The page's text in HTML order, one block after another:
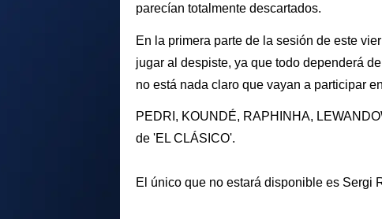
parecían totalmente descartados.
En la primera parte de la sesión de este
jugar al despiste, ya que todo dependerá
no está nada claro que vayan a participar
PEDRI, KOUNDÉ, RAPHINHA,
de 'EL CLÁSICO'.
El único que no estará disponible es Sergi